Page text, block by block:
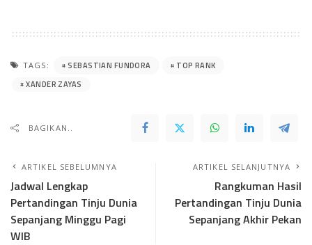
TAGS: SEBASTIAN FUNDORA
TOP RANK
XANDER ZAYAS
BAGIKAN..
ARTIKEL SEBELUMNYA
Jadwal Lengkap
Pertandingan Tinju Dunia
Sepanjang Minggu Pagi
WIB
ARTIKEL SELANJUTNYA
Rangkuman Hasil
Pertandingan Tinju Dunia
Sepanjang Akhir Pekan